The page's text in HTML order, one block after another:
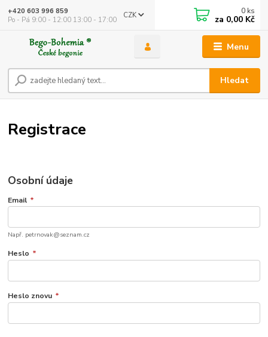
Menu
CZK
Hledat
+420 603 996 859
Po - Pá 9:00 - 12:00 13:00 - 17:00
0 ks
za 0,00 Kč
Registrace
Osobní údaje
Email *
Např. petrnovak@seznam.cz
Heslo *
Heslo znovu *